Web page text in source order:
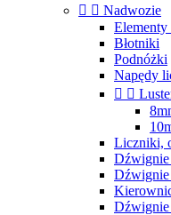
  Nadwozie
Elementy
Błotniki
Podnóżki
Napędy
 
Liczniki,
Dźwignie
Dźwignie